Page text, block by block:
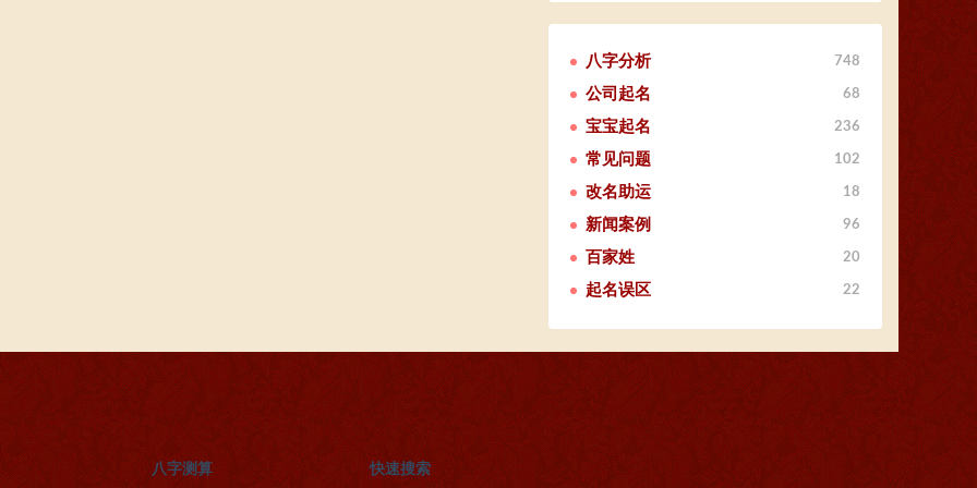
八字分析 748
公司起名 68
宝宝起名 236
常见问题 102
改名助运 18
新闻案例 96
百家姓 20
起名误区 22
八字测算 快速搜索